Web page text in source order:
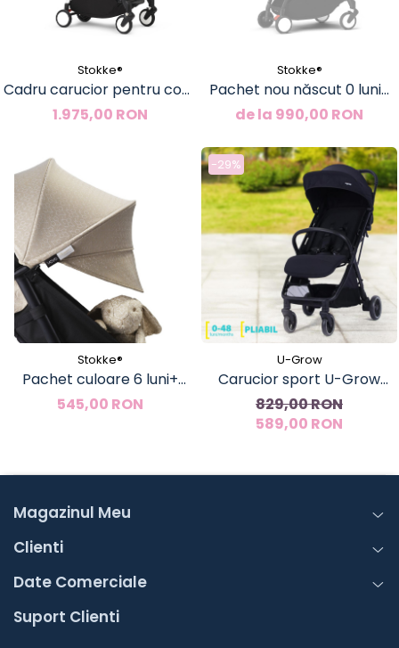
Stokke®
Cadru carucior pentru copii
Stokke YOYO³
1.975,00 RON
Stokke®
Pachet nou născut 0 luni+
pentru cărucior Stokke
de la 990,00 RON
Stokke®
Pachet culoare 6 luni+
carucior Stokke YOYO³
545,00 RON
-29%
U-Grow
Carucior sport U-Grow
autofold, 0-48 luni, negru
829,00 RON
589,00 RON
Magazinul Meu
Clienti
Date Comerciale
Suport Clienti